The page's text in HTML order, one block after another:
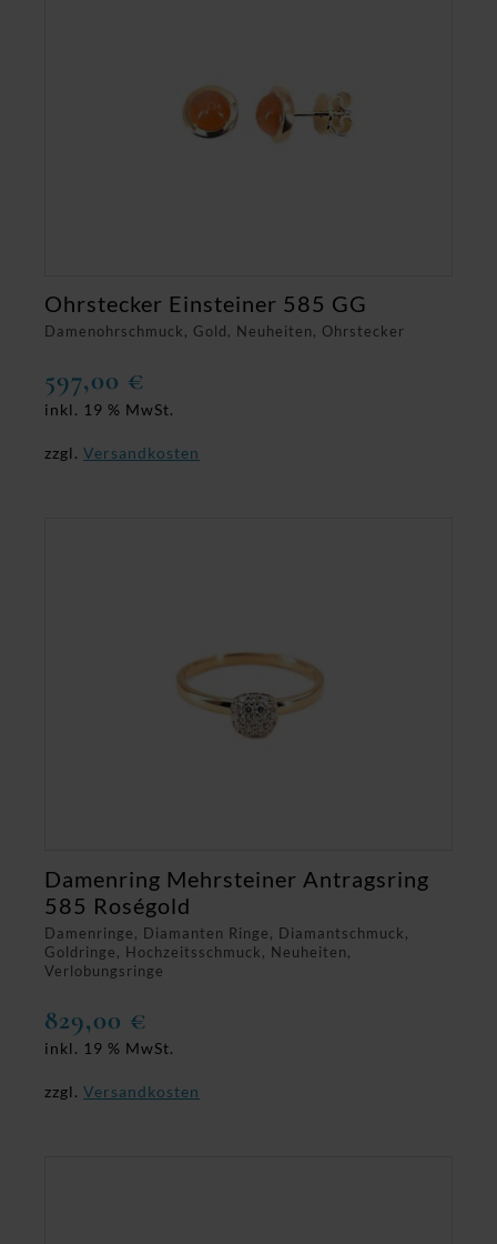
Damenohrschmuck, Gold, Neuheiten, Ohrstecker
Ohrstecker Einsteiner 585 GG
597,00 €
inkl. 19 % MwSt.
zzgl. Versandkosten
Damenringe, Diamanten Ringe, Diamantschmuck,
Goldringe, Hochzeitsschmuck, Neuheiten,
Verlobungsringe
Damenring Mehrsteiner Antragsring
585 Roségold
829,00 €
inkl. 19 % MwSt.
zzgl. Versandkosten